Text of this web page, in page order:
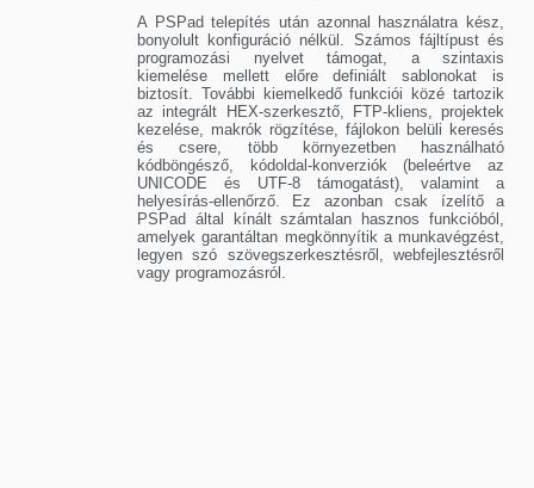
A PSPad telepítés után azonnal használatra kész,
bonyolult konfiguráció nélkül. Számos fájltípust és
programozási nyelvet támogat, a szintaxis
kiemelése mellett előre definiált sablonokat is
biztosít. További kiemelkedő funkciói közé tartozik
az integrált HEX-szerkesztő, FTP-kliens, projektek
kezelése, makrók rögzítése, fájlokon belüli keresés
és csere, több környezetben használható
kódböngésző, kódoldal-konverziók (beleértve az
UNICODE és UTF-8 támogatást), valamint a
helyesírás-ellenőrző. Ez azonban csak ízelítő a
PSPad által kínált számtalan hasznos funkcióból,
amelyek garantáltan megkönnyítik a munkavégzést,
legyen szó szövegszerkesztésről, webfejlesztésről
vagy programozásról.